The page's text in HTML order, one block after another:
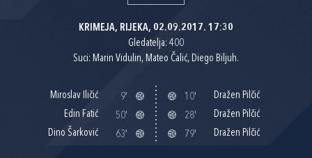
KRIMEJA, RIJEKA, 02.09.2017. 17:30
Gledatelja: 400
Suci: Marin Vidulin, Mateo Čalić, Diego Biljuh.
Miroslav Iličić
9'
Edin Fatić
50'
Dino Šarković
63'
10'
Dražen Pilčić
28'
Dražen Pilčić
79'
Dražen Pilčić